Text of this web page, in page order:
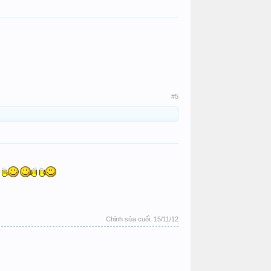
#5
Chỉnh sửa cuối: 15/11/12